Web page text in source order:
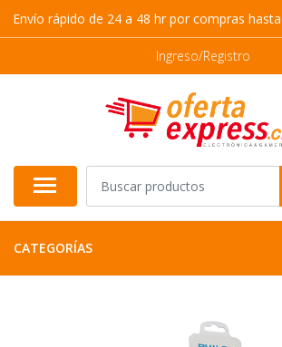
Envío rápido de 24 a 48 hr por compras
Ingreso/Registro
CATEGORÍAS